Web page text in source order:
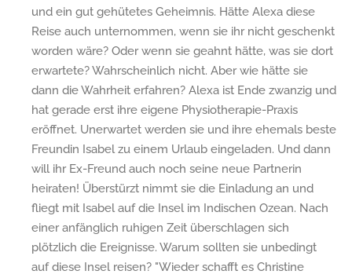
und ein gut gehütetes Geheimnis. Hätte Alexa diese
Reise auch unternommen, wenn sie ihr nicht geschenkt
worden wäre? Oder wenn sie geahnt hätte, was sie dort
erwartete? Wahrscheinlich nicht. Aber wie hätte sie
dann die Wahrheit erfahren? Alexa ist Ende zwanzig und
hat gerade erst ihre eigene Physiotherapie-Praxis
eröffnet. Unerwartet werden sie und ihre ehemals beste
Freundin Isabel zu einem Urlaub eingeladen. Und dann
will ihr Ex-Freund auch noch seine neue Partnerin
heiraten! Überstürzt nimmt sie die Einladung an und
fliegt mit Isabel auf die Insel im Indischen Ozean. Nach
einer anfänglich ruhigen Zeit überschlagen sich
plötzlich die Ereignisse. Warum sollten sie unbedingt
auf diese Insel reisen? "Wieder schafft es Christine